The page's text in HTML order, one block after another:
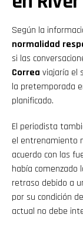
Según la
normalidad
si las
Correa viajaría el
la pretemporada
planificado.
El periodista
el entrenamiento
acuerdo con las
había comenzado
retraso debido a
por su condición
actual no debe